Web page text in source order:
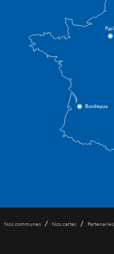
Nos communes / Nos cartes / Partenaires